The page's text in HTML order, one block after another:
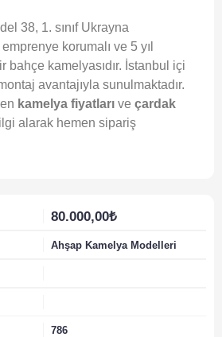
38, 1. sınıf Ukrayna
korumalı ve 5 yıl
bahçe kamelyasıdır. İstanbul içi
avantajıyla sunulmaktadır.
kamelya fiyatları ve çardak
alarak hemen sipariş
80.000,00₺
Ahşap Kamelya Modelleri
786